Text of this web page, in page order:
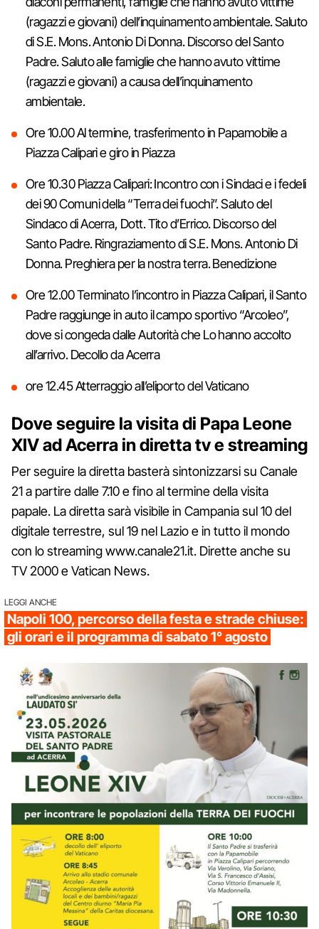
(ragazzi e giovani) dell’inquinamento ambientale. Saluto
di S.E. Mons. Antonio Di Donna. Discorso del Santo
Padre. Saluto alle famiglie che hanno avuto vittime
(ragazzi e giovani) a causa dell’inquinamento
ambientale.
Ore 10.00 Al termine, trasferimento in Papamobile a
Piazza Calipari e giro in Piazza
Ore 10.30 Piazza Calipari: Incontro con i Sindaci e i fedeli
dei 90 Comuni della “Terra dei fuochi”. Saluto del
Sindaco di Acerra, Dott. Tito d’Errico. Discorso del
Santo Padre. Ringraziamento di S.E. Mons. Antonio Di
Donna. Preghiera per la nostra terra. Benedizione
Ore 12.00 Terminato l’incontro in Piazza Calipari, il Santo
Padre raggiunge in auto il campo sportivo “Arcoleo”,
dove si congeda dalle Autorità che Lo hanno accolto
all’arrivo. Decollo da Acerra
ore 12.45 Atterraggio all’eliporto del Vaticano
Dove seguire la visita di Papa Leone
XIV ad Acerra in diretta tv e streaming
Per seguire la diretta basterà sintonizzarsi su Canale
21 a partire dalle 7.10 e fino al termine della visita
papale. La diretta sarà visibile in Campania sul 10 del
digitale terrestre, sul 19 nel Lazio e in tutto il mondo
con lo streaming www.canale21.it. Dirette anche su
TV 2000 e Vatican News.
LEGGI ANCHE
Napoli 100, percorso della festa e strade chiuse:
gli orari e il programma di sabato 1° agosto